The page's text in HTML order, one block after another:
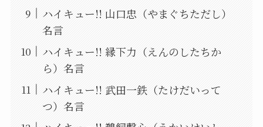
ハイキュー!! 山口忠（やまぐちただし）
名言
ハイキュー!! 縁下力（えんのしたちか
ら）名言
ハイキュー!! 武田一鉄（たけだいって
つ）名言